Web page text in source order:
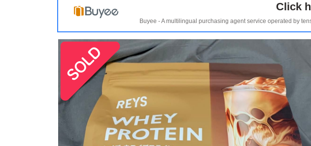
Click
Buyee - A multilingual purchasing agent service operated by